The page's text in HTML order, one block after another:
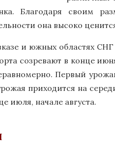
Благодаря своим
она высоко
и южных областях
созревают в конце
Первый
приходится на
июля, начале августа.